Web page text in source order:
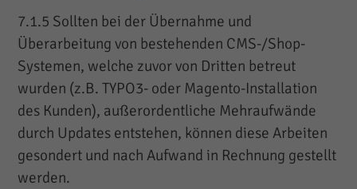
7.1.5 Sollten bei der Übernahme und
Überarbeitung von bestehenden CMS-/Shop-
Systemen, welche zuvor von Dritten betreut
wurden (z.B. TYPO3- oder Magento-Installation
des Kunden), außerordentliche Mehraufwände
durch Updates entstehen, können diese Arbeiten
gesondert und nach Aufwand in Rechnung gestellt
werden.